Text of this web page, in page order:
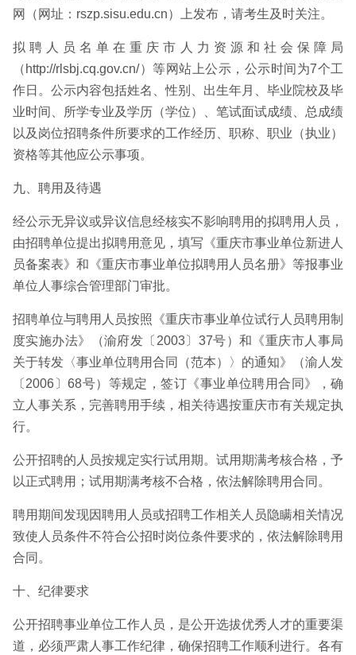
网（网址：rszp.sisu.edu.cn）上发布，请考生及时关注。
拟聘人员名单在重庆市人力资源和社会保障局
（http://rlsbj.cq.gov.cn/）等网站上公示，公示时间为7个工
作日。公示内容包括姓名、性别、出生年月、毕业院校及毕
业时间、所学专业及学历（学位）、笔试面试成绩、总成绩
以及岗位招聘条件所要求的工作经历、职称、职业（执业）
资格等其他应公示事项。
九、聘用及待遇
经公示无异议或异议信息经核实不影响聘用的拟聘用人员，
由招聘单位提出拟聘用意见，填写《重庆市事业单位新进人
员备案表》和《重庆市事业单位拟聘用人员名册》等报事业
单位人事综合管理部门审批。
招聘单位与聘用人员按照《重庆市事业单位试行人员聘用制
度实施办法》（渝府发〔2003〕37号）和《重庆市人事局
关于转发〈事业单位聘用合同（范本）〉的通知》（渝人发
〔2006〕68号）等规定，签订《事业单位聘用合同》，确
立人事关系，完善聘用手续，相关待遇按重庆市有关规定执
行。
公开招聘的人员按规定实行试用期。试用期满考核合格，予
以正式聘用；试用期满考核不合格，依法解除聘用合同。
聘用期间发现因聘用人员或招聘工作相关人员隐瞒相关情况
致使人员条件不符合公招时岗位条件要求的，依法解除聘用
合同。
十、纪律要求
公开招聘事业单位工作人员，是公开选拔优秀人才的重要渠
道，必须严肃人事工作纪律，确保招聘工作顺利进行。各有